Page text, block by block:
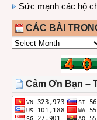
Sức mạnh các hộ
CÁC BÀI
CÁC
THÁNG
Cảm Ơn Bạn –